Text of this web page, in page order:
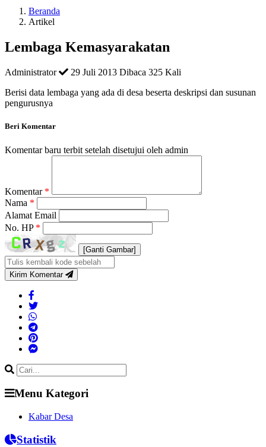
Beranda
Artikel
Lembaga Kemasyarakatan
Administrator 29 Juli 2013 Dibaca 325 Kali
Berisi data lembaga yang ada di desa beserta deskripsi dan susunan
pengurusnya
Beri Komentar
Komentar baru terbit setelah disetujui oleh admin
Komentar *
Nama *
Alamat Email
No. HP *
[Ganti Gambar]
Kirim Komentar
Menu Kategori
Kabar Desa
Statistik